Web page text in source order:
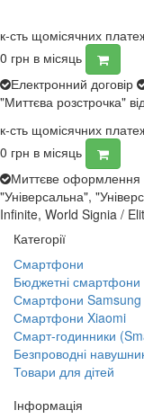
к-сть щомісячних
0 грн в місяць
Електронний договір
"Миттєва розстрочка"
к-сть щомісячних
0 грн в місяць
Миттєве оформлення
"Універсальна",
Infinite, World Signia /
Категорії
Смартфони
Бюджетні смартфони
Смартфони Samsung
Смартфони Xiaomi
Смарт-годинники
Безпроводні
Товари для дітей
Інформація